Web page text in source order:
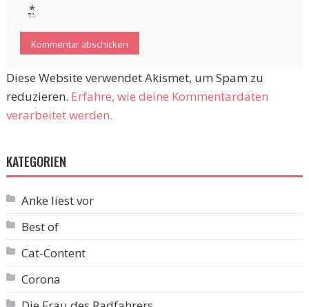
*
Diese Website verwendet Akismet, um Spam zu
reduzieren. Erfahre, wie deine Kommentardaten
verarbeitet werden.
KATEGORIEN
Anke liest vor
Best of
Cat-Content
Corona